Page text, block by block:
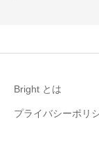
Bright とは
プライバシーポリ